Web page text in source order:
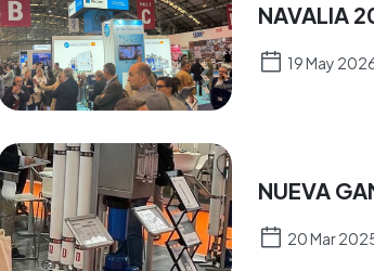
NAVALIA
19 May
NUEVA
20 Mar